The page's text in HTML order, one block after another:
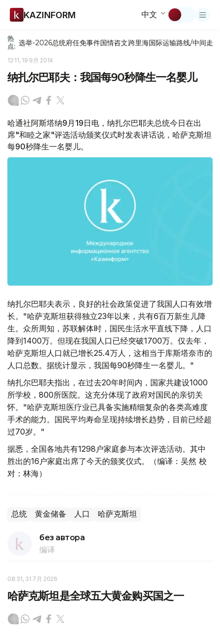
KAZINFORM 中文
热
点: 选举-2026总统府任免事件国情咨文跨里海国际运输路线/中间走廊
12:11, 19 9月 2014
纳扎尔巴耶夫：我国每90秒降生一名婴儿
哈通社阿斯塔纳9月19日电，纳扎尔巴耶夫总统今日在出
席"和睦之家"评选活动颁奖仪式时发表讲话说，哈萨克斯坦
每90秒降生一名婴儿。
纳扎尔巴耶夫表示，良好的社会政策促进了我国人口有效增
长。"哈萨克斯坦获得独立23年以来，共有6百万新生儿降
生。众所周知，苏联解体时，国民生活水平直线下降，人口
降到1400万。但现在我国人口已经突破1700万。仅去年，
哈萨克斯坦人口就已增长25.4万人，这相当于库斯塔奈市的
人口总数。据统计显示，我国每90秒降生一名婴儿。"
纳扎尔巴耶夫指出，在过去20年时间内，国家共建设1000
所学校，800所医院。这充分体现了政府对国民的亲切关
怀。"哈萨克斯坦医疗业已具备实施精细复杂的各类高难度
手术的能力。国民平均寿命呈现持续增长趋势，目前已经超
过70岁。"
据悉，全国各地共有1298户家庭参与本次评选活动。其中
胜出的16户家庭出席了今天的颁奖仪式。（编译：吴然 校
对：林海）
总统 黄金储备 人口 哈萨克斯坦
без автора
编译
08:31, 31 7月 2026
哈萨克斯坦是全球五大黄金购买国之一